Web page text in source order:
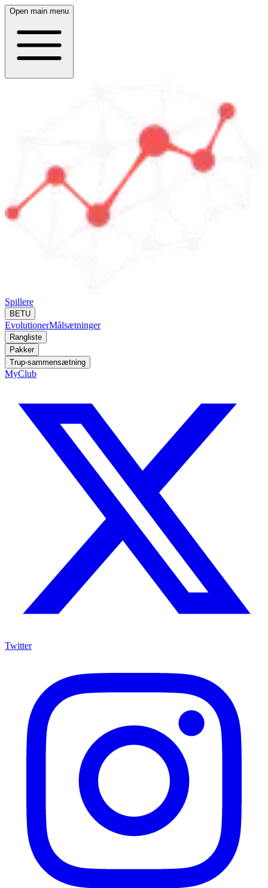
Open main menu
Spillere
BETU
EvolutionerMålsætninger
Rangliste
Pakker
Trup-sammensætning
MyClub
Twitter